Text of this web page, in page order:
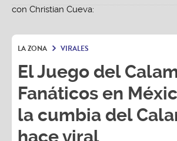
LA ZONA VIRALES
El Juego del
Fanáticos en
la cumbia del
hace viral